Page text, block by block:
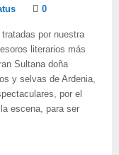
0
por nuestra
literarios más
Sultana doña
y selvas de Ardenia,
por el
escena, para ser